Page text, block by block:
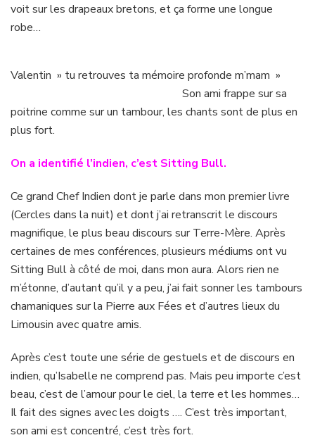
voit sur les drapeaux bretons, et ça forme une longue
robe…
Valentin » tu retrouves ta mémoire profonde m’mam »
Son ami frappe sur sa
poitrine comme sur un tambour, les chants sont de plus en
plus fort.
On a identifié l’indien, c’est Sitting Bull.
Ce grand Chef Indien dont je parle dans mon premier livre
(Cercles dans la nuit) et dont j’ai retranscrit le discours
magnifique, le plus beau discours sur Terre-Mère. Après
certaines de mes conférences, plusieurs médiums ont vu
Sitting Bull à côté de moi, dans mon aura. Alors rien ne
m’étonne, d’autant qu’il y a peu, j’ai fait sonner les tambours
chamaniques sur la Pierre aux Fées et d’autres lieux du
Limousin avec quatre amis.
Après c’est toute une série de gestuels et de discours en
indien, qu’Isabelle ne comprend pas. Mais peu importe c’est
beau, c’est de l’amour pour le ciel, la terre et les hommes…
Il fait des signes avec les doigts …. C’est très important,
son ami est concentré, c’est très fort.